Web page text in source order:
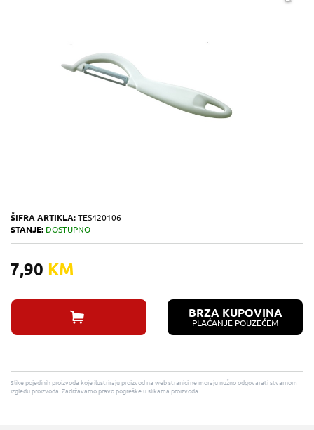
ŠIFRA ARTIKLA: TES420106
STANJE: DOSTUPNO
7,90 KM
BRZA KUPOVINA
PLAĆANJE POUZEĆEM
Slike pojedinih proizvoda koje ilustriraju proizvod na web stranici ne moraju nužno odgovarati stvarnom
izgledu proizvoda. Zadržavamo pravo pogreške u slikama proizvoda.